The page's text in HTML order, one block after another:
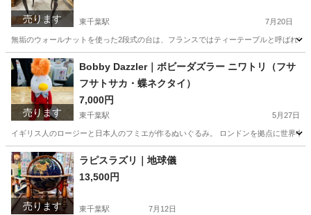
売ります 東千葉駅 7月20日
無垢のウォールナットを使った2段式の台は、フランスではティーテーブルと呼ばれ
千葉 千葉市 テーブル フランス
売ります
Bobby Dazzler｜ボビーダズラー ニワトリ（フサ
フサトサカ・蝶ネクタイ）
7,000円
東千葉駅 5月27日
イギリス人のロージーと日本人のフミエが作るぬいぐるみ。 ロンドンを拠点に世界
千葉 千葉市 東千葉駅 インテリア雑貨/小物
売ります
ラピスラズリ｜地球儀
13,500円
東千葉駅 7月12日